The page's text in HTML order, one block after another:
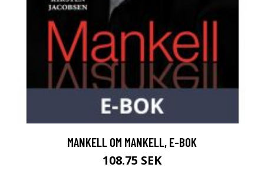
MANKELL OM MANKELL, E-BOK
108.75 SEK